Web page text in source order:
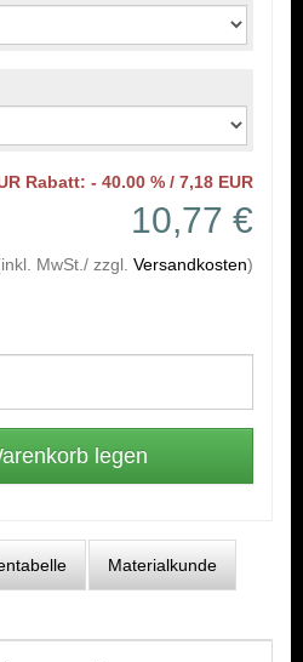
Rabatt: - 40.00 % / 7,18 EUR
10,77 €
MwSt./ zzgl. Versandkosten)
Materialkunde